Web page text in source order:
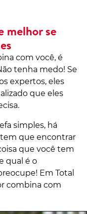
melhor se
com você, é
tenha medo! Se
expertos, eles
que eles
simples, há
que encontrar
que você tem
qual é o
Em Total
combina com